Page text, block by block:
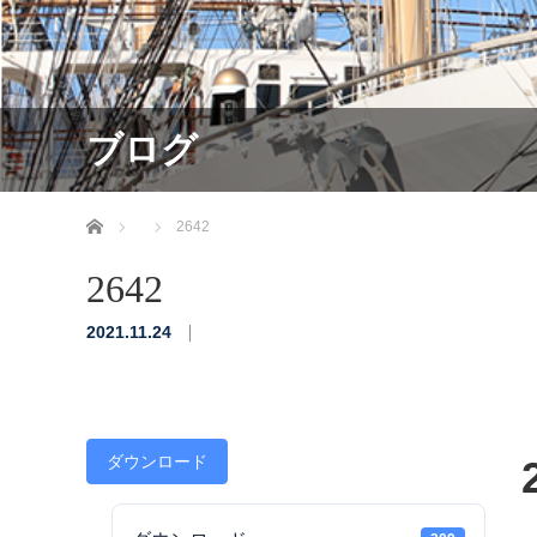
ブログ
ホーム 2642
2642
2021.11.24
ダウンロード